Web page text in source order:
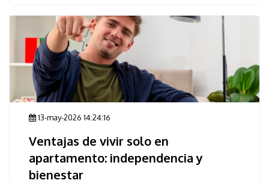
13-may-2026 14:24:16
Ventajas de vivir solo en
apartamento: independencia y
bienestar